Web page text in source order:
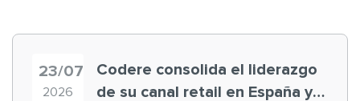
23/07
2026
Codere consolida el liderazgo
de su canal retail en España y